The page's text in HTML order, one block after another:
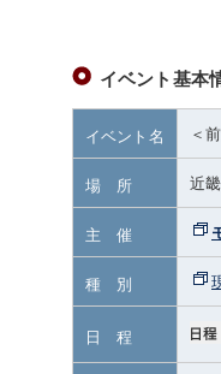
イベント基本
イベント名 ＜
場 所 近
主 催
種 別
日 程